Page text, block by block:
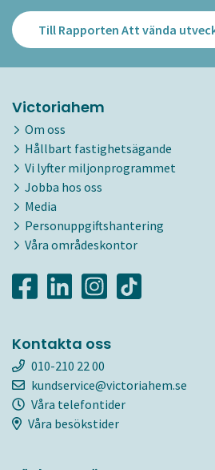
Till Rapporten Att vända
Victoriahem
Om oss
Hållbart fastighetsägande
Vi lyfter miljonprogrammet
Jobba hos oss
Media
Personuppgiftshantering
Våra områdeskontor
Kontakta oss
010-210 22 00
kundservice@victoriahem.se
Våra telefontider
Våra besökstider